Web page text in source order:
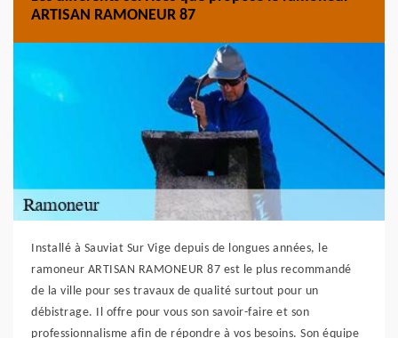
ARTISAN RAMONEUR 87
Installé à Sauviat Sur Vige depuis de longues années, le
ramoneur ARTISAN RAMONEUR 87 est le plus recommandé
de la ville pour ses travaux de qualité surtout pour un
débistrage. Il offre pour vous son savoir-faire et son
professionnalisme afin de répondre à vos besoins. Son équipe